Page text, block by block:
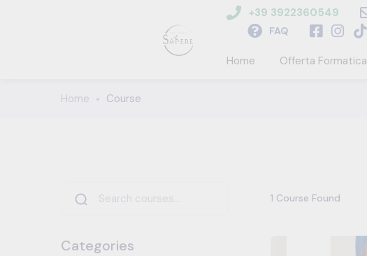
+39 3922360549
FAQ
Home Offerta Formatica
Home Course
Categories
1 Course Found